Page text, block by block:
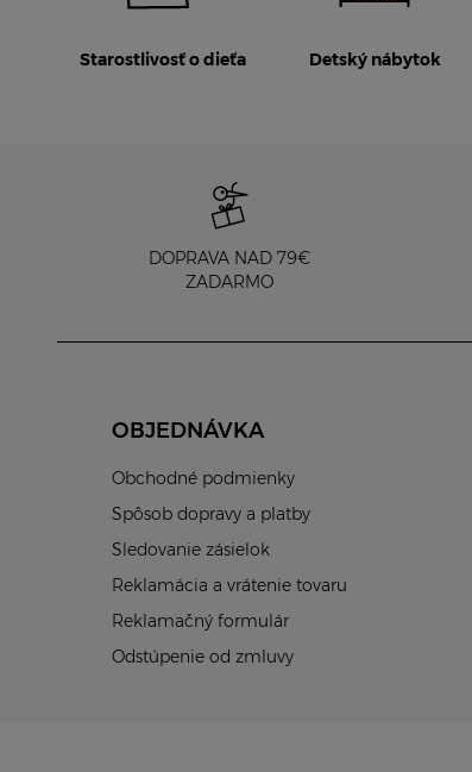
Starostlivosť o dieťa Detský nábytok
DOPRAVA NAD 79€
ZADARMO
OBJEDNÁVKA
Obchodné podmienky
Spôsob dopravy a platby
Sledovanie zásielok
Reklamácia a vrátenie tovaru
Reklamačný formulár
Odstúpenie od zmluvy